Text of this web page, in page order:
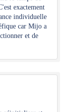
exactement
individuelle
car Mijo a
et de